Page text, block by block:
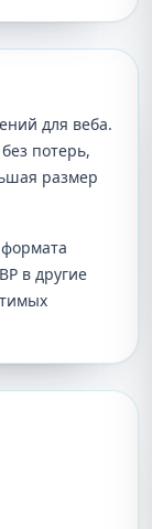
для веба.
потерь,
размер
в другие